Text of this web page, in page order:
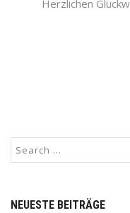
Herzlichen
NEUESTE BEITRÄGE